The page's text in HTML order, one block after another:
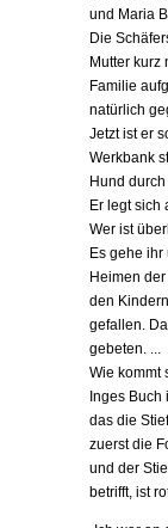
und Maria
Die
Mutter
Familie
natürlich
Jetzt ist er
Werkbank
Hund
Er legt sich
Wer ist
Es gehe
Heimen
den
gefallen.
gebeten. ...
Wie kommt
Inges
das die
zuerst die
und der
betrifft, ist